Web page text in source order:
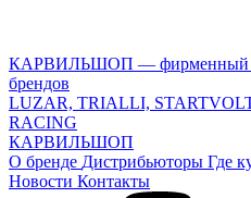
КАРВИЛЬШОП — фирменный
брендов
LUZAR, TRIALLI,
RACING
КАРВИЛЬШОП
О бренде Дистрибьюторы Где
Новости Контакты